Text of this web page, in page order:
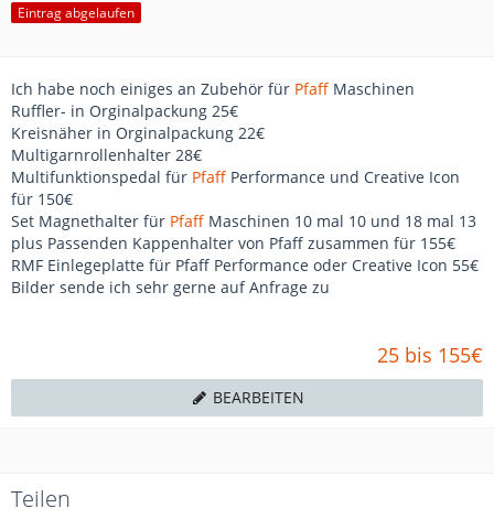
Eintrag abgelaufen
Ich habe noch einiges an Zubehör für Pfaff Maschinen
Ruffler- in Orginalpackung 25€
Kreisnäher in Orginalpackung 22€
Multigarnrollenhalter 28€
Multifunktionspedal für Pfaff Performance und Creative Icon
für 150€
Set Magnethalter für Pfaff Maschinen 10 mal 10 und 18 mal 13
plus Passenden Kappenhalter von Pfaff zusammen für 155€
RMF Einlegeplatte für Pfaff Performance oder Creative Icon 55€
Bilder sende ich sehr gerne auf Anfrage zu
25 bis 155€
BEARBEITEN
Teilen